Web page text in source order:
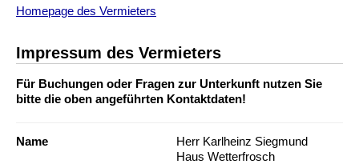
Homepage des Vermieters
Impressum des Vermieters
Für Buchungen oder Fragen zur Unterkunft nutzen Sie
bitte die oben angeführten Kontaktdaten!
Name
Herr Karlheinz Siegmund
Haus Wetterfrosch